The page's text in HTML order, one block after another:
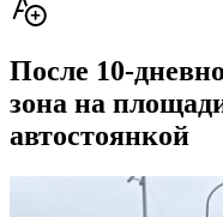
После 10-
зона на
автостоянкой